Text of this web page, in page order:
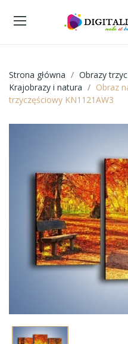
Strona główna Obrazy
Krajobrazy i natura
Obraz
trzyczęściowy KN1121AW3